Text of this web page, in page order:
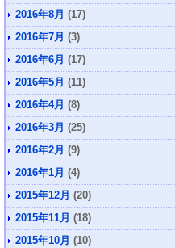
2016年8月 (17)
2016年7月 (3)
2016年6月 (17)
2016年5月 (11)
2016年4月 (8)
2016年3月 (25)
2016年2月 (9)
2016年1月 (4)
2015年12月 (20)
2015年11月 (18)
2015年10月 (10)